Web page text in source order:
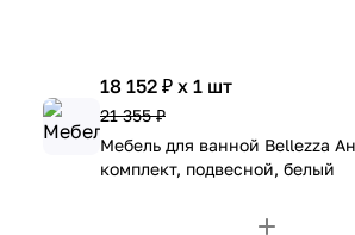
18 152 ₽ x 1 шт
21 355 ₽
Мебель для ванной Bellezza
комплект, подвесной, белый